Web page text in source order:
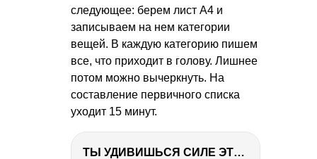
следующее: берем лист А4 и
записываем на нем категории
вещей. В каждую категорию пишем
все, что приходит в голову. Лишнее
потом можно вычеркнуть. На
составление первичного списка
уходит 15 минут.
ТЫ УДИВИШЬСЯ СИЛЕ ЭТО ЧЕЛОВЕКА! Блог о нашей поездке в Вышний Волочек